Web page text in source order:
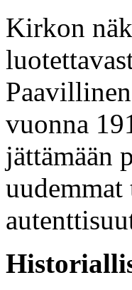
Kirkon
vuonna
jättämään